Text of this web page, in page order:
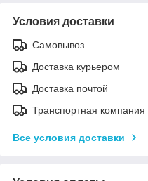
Условия доставки
Самовывоз
Доставка курьером
Доставка почтой
Транспортная компания
Все условия доставки